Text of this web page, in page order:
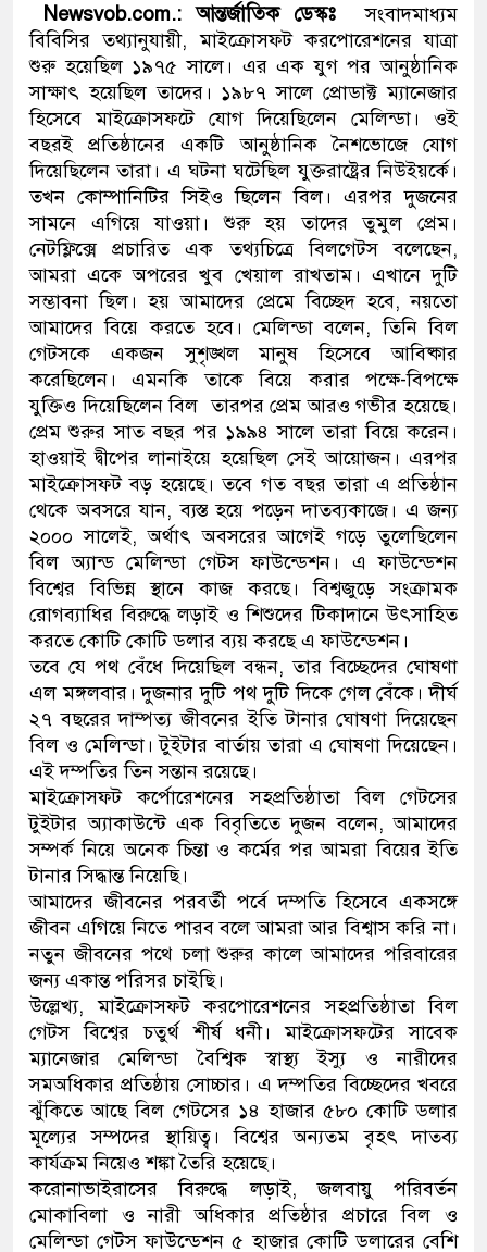
‘আজহার খান’
অবৈধ বিদেশি পিস্তল,
জড়িত কিশোর গ্যাংয়ের চার শিশু
ডাকাতির প্রস্তুতিকালে
থানা পুলিশ
Newsvob.com.: আন্তর্জাতিক ডেস্কঃ সংবাদমাধ্যম
বিবিসির তথ্যানুযায়ী, মাইক্রোসফট করপোরেশনের যাত্রা
শুরু হয়েছিল ১৯৭৫ সালে। এর এক যুগ পর আনুষ্ঠানিক
সাক্ষাৎ হয়েছিল তাদের। ১৯৮৭ সালে প্রোডাক্ট ম্যানেজার
হিসেবে মাইক্রোসফটে যোগ দিয়েছিলেন মেলিন্ডা। ওই
বছরই প্রতিষ্ঠানের একটি আনুষ্ঠানিক নৈশভোজে যোগ
দিয়েছিলেন তারা। এ ঘটনা ঘটেছিল যুক্তরাষ্ট্রের নিউইয়র্কে।
তখন কোম্পানিটির সিইও ছিলেন বিল। এরপর দুজনের
সামনে এগিয়ে যাওয়া। শুরু হয় তাদের তুমুল প্রেম।
নেটফ্লিক্সে প্রচারিত এক তথ্যচিত্রে বিলগেটস বলেছেন,
আমরা একে অপরের খুব খেয়াল রাখতাম। এখানে দুটি
সম্ভাবনা ছিল। হয় আমাদের প্রেমে বিচ্ছেদ হবে, নয়তো
আমাদের বিয়ে করতে হবে। মেলিন্ডা বলেন, তিনি বিল
গেটসকে একজন সুশৃঙ্খল মানুষ হিসেবে আবিষ্কার
করেছিলেন। এমনকি তাকে বিয়ে করার পক্ষে-বিপক্ষে
যুক্তিও দিয়েছিলেন বিল তারপর প্রেম আরও গভীর হয়েছে।
প্রেম শুরুর সাত বছর পর ১৯৯৪ সালে তারা বিয়ে করেন।
হাওয়াই দ্বীপের লানাইয়ে হয়েছিল সেই আয়োজন। এরপর
মাইক্রোসফট বড় হয়েছে। তবে গত বছর তারা এ প্রতিষ্ঠান
থেকে অবসরে যান, ব্যস্ত হয়ে পড়েন দাতব্যকাজে। এ জন্য
২০০০ সালেই, অর্থাৎ অবসরের আগেই গড়ে তুলেছিলেন
বিল অ্যান্ড মেলিন্ডা গেটস ফাউন্ডেশন। এ ফাউন্ডেশন
বিশ্বের বিভিন্ন স্থানে কাজ করছে। বিশ্বজুড়ে সংক্রামক
রোগব্যাধির বিরুদ্ধে লড়াই ও শিশুদের টিকাদানে উৎসাহিত
করতে কোটি কোটি ডলার ব্যয় করছে এ ফাউন্ডেশন।
তবে যে পথ বেঁধে দিয়েছিল বন্ধন, তার বিচ্ছেদের ঘোষণা
এল মঙ্গলবার। দুজনার দুটি পথ দুটি দিকে গেল বেঁকে। দীর্ঘ
২৭ বছরের দাম্পত্য জীবনের ইতি টানার ঘোষণা দিয়েছেন
বিল ও মেলিন্ডা। টুইটার বার্তায় তারা এ ঘোষণা দিয়েছেন।
এই দম্পতির তিন সন্তান রয়েছে।
মাইক্রোসফট কর্পোরেশনের সহপ্রতিষ্ঠাতা বিল গেটসের
টুইটার অ্যাকাউন্টে এক বিবৃতিতে দুজন বলেন, আমাদের
সম্পর্ক নিয়ে অনেক চিন্তা ও কর্মের পর আমরা বিয়ের ইতি
টানার সিদ্ধান্ত নিয়েছি।
আমাদের জীবনের পরবর্তী পর্বে দম্পতি হিসেবে একসঙ্গে
জীবন এগিয়ে নিতে পারব বলে আমরা আর বিশ্বাস করি না।
নতুন জীবনের পথে চলা শুরুর কালে আমাদের পরিবারের
জন্য একান্ত পরিসর চাইছি।
উল্লেখ্য, মাইক্রোসফট করপোরেশনের সহপ্রতিষ্ঠাতা বিল
গেটস বিশ্বের চতুর্থ শীর্ষ ধনী। মাইক্রোসফটের সাবেক
ম্যানেজার মেলিন্ডা বৈশ্বিক স্বাস্থ্য ইস্যু ও নারীদের
সমঅধিকার প্রতিষ্ঠায় সোচ্চার। এ দম্পতির বিচ্ছেদের খবরে
ঝুঁকিতে আছে বিল গেটসের ১৪ হাজার ৫৮০ কোটি ডলার
মূল্যের সম্পদের স্থায়িত্ব। বিশ্বের অন্যতম বৃহৎ দাতব্য
কার্যক্রম নিয়েও শঙ্কা তৈরি হয়েছে।
করোনাভাইরাসের বিরুদ্ধে লড়াই, জলবায়ু পরিবর্তন
মোকাবিলা ও নারী অধিকার প্রতিষ্ঠার প্রচারে বিল ও
মেলিন্ডা গেটস ফাউন্ডেশন ৫ হাজার কোটি ডলারের বেশি